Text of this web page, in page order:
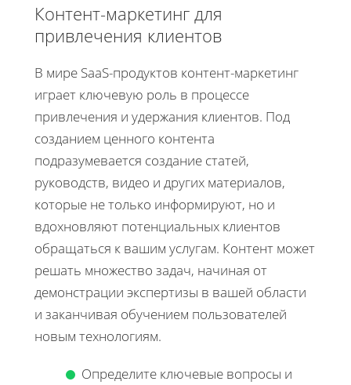
Контент-маркетинг для
привлечения клиентов
В мире SaaS-продуктов контент-маркетинг
играет ключевую роль в процессе
привлечения и удержания клиентов. Под
созданием ценного контента
подразумевается создание статей,
руководств, видео и других материалов,
которые не только информируют, но и
вдохновляют потенциальных клиентов
обращаться к вашим услугам. Контент может
решать множество задач, начиная от
демонстрации экспертизы в вашей области
и заканчивая обучением пользователей
новым технологиям.
Определите ключевые вопросы и